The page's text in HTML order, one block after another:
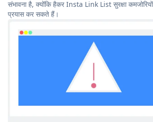
संभावना है, क्योंकि हैकर Insta Link List सुरक्षा
प्रयास कर सकते हैं।